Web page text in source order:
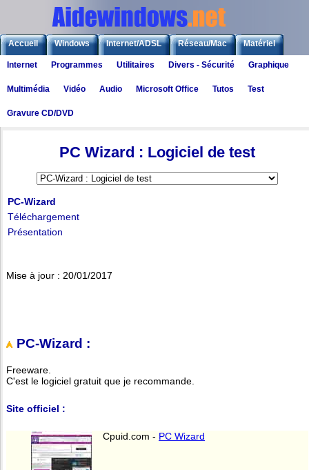
Accueil Windows Internet/ADSL Réseau/Mac Matériel
Logiciels Liens Jeux
Internet Programmes Utilitaires Divers - Sécurité Graphique
Multimédia Vidéo Audio Microsoft Office Tutos Test
Gravure CD/DVD
PC Wizard : Logiciel de test
PC-Wizard
Téléchargement
Présentation
Mise à jour : 20/01/2017
PC-Wizard :
Freeware.
C'est le logiciel gratuit que je recommande.
Site officiel :
Cpuid.com - PC Wizard